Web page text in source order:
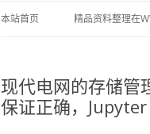
本站首页 精品资料整理在
现代电网的存储管
保证正确，